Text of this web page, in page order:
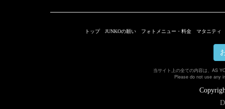
トップ JUNKOの願い フォトメニュー・料金 マタニティ
当サイト上の全ての内容は、AS
Please do not use any